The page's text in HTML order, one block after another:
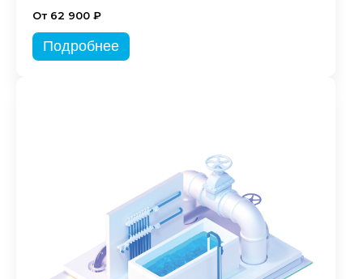
От 62 900 ₽
Подробнее